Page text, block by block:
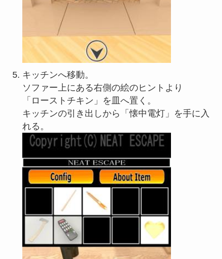
キッチンへ移動。
ソファー上にある右側の絵のヒントより
「ローストチキン」を皿へ置く。
キッチンの引き出しから「懐中電灯」を手に入
れる。